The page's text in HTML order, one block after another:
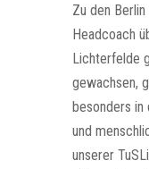
Zu den
Headcoach
Lichterfelde
gewachsen,
besonders in
und
unserer